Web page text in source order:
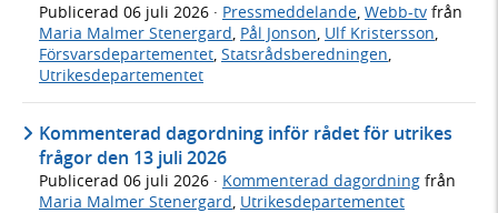
Publicerad 06 juli 2026 · Pressmeddelande, Webb-tv från
Maria Malmer Stenergard, Pål Jonson, Ulf Kristersson,
Försvarsdepartementet, Statsrådsberedningen,
Utrikesdepartementet
Kommenterad dagordning inför rådet för utrikes
frågor den 13 juli 2026
Publicerad 06 juli 2026 · Kommenterad dagordning från
Maria Malmer Stenergard Utrikesdepartementet